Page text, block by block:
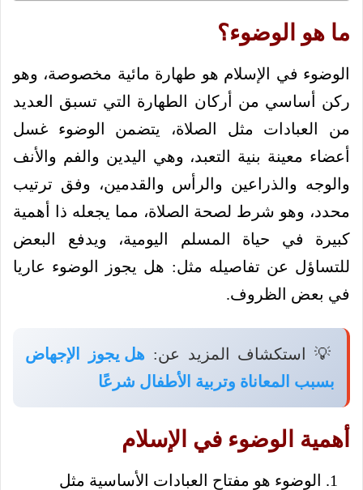
ما هو الوضوء؟
الوضوء في الإسلام هو طهارة مائية مخصوصة، وهو
ركن أساسي من أركان الطهارة التي تسبق العديد
من العبادات مثل الصلاة، يتضمن الوضوء غسل
أعضاء معينة بنية التعبد، وهي اليدين والفم والأنف
والوجه والذراعين والرأس والقدمين، وفق ترتيب
محدد، وهو شرط لصحة الصلاة، مما يجعله ذا أهمية
كبيرة في حياة المسلم اليومية، ويدفع البعض
للتساؤل عن تفاصيله مثل: هل يجوز الوضوء عاريا
في بعض الظروف.
💡 استكشاف المزيد عن:هل يجوز الإجهاض
بسبب المعاناة وتربية الأطفال شرعًا
أهمية الوضوء في الإسلام
الوضوء هو مفتاح العبادات الأساسية مثل